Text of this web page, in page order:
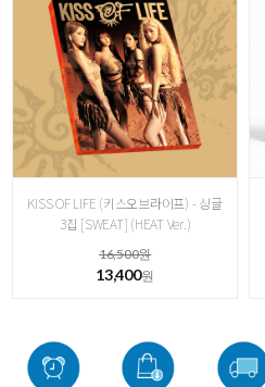
KISS OF LIFE (키스오브라이프) - 싱글
3집 [ SWEAT] (HEAT Ver.)
16,500원
13,400원